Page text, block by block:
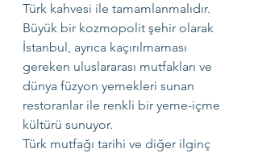
Türk kahvesi ile tamamlanmalıdır.
Büyük bir kozmopolit şehir olarak
İstanbul, ayrıca kaçırılmaması
gereken uluslararası mutfakları ve
dünya füzyon yemekleri sunan
restoranlar ile renkli bir yeme-içme
kültürü sunuyor.
Türk mutfağı tarihi ve diğer ilginç